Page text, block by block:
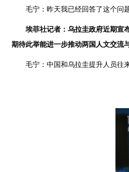
毛宁：昨天我已经回答了这个问
埃菲社记者：乌拉圭政府近期宣
期待此举能进一步推动两国人文交流
毛宁：中国和乌拉圭提升人员往